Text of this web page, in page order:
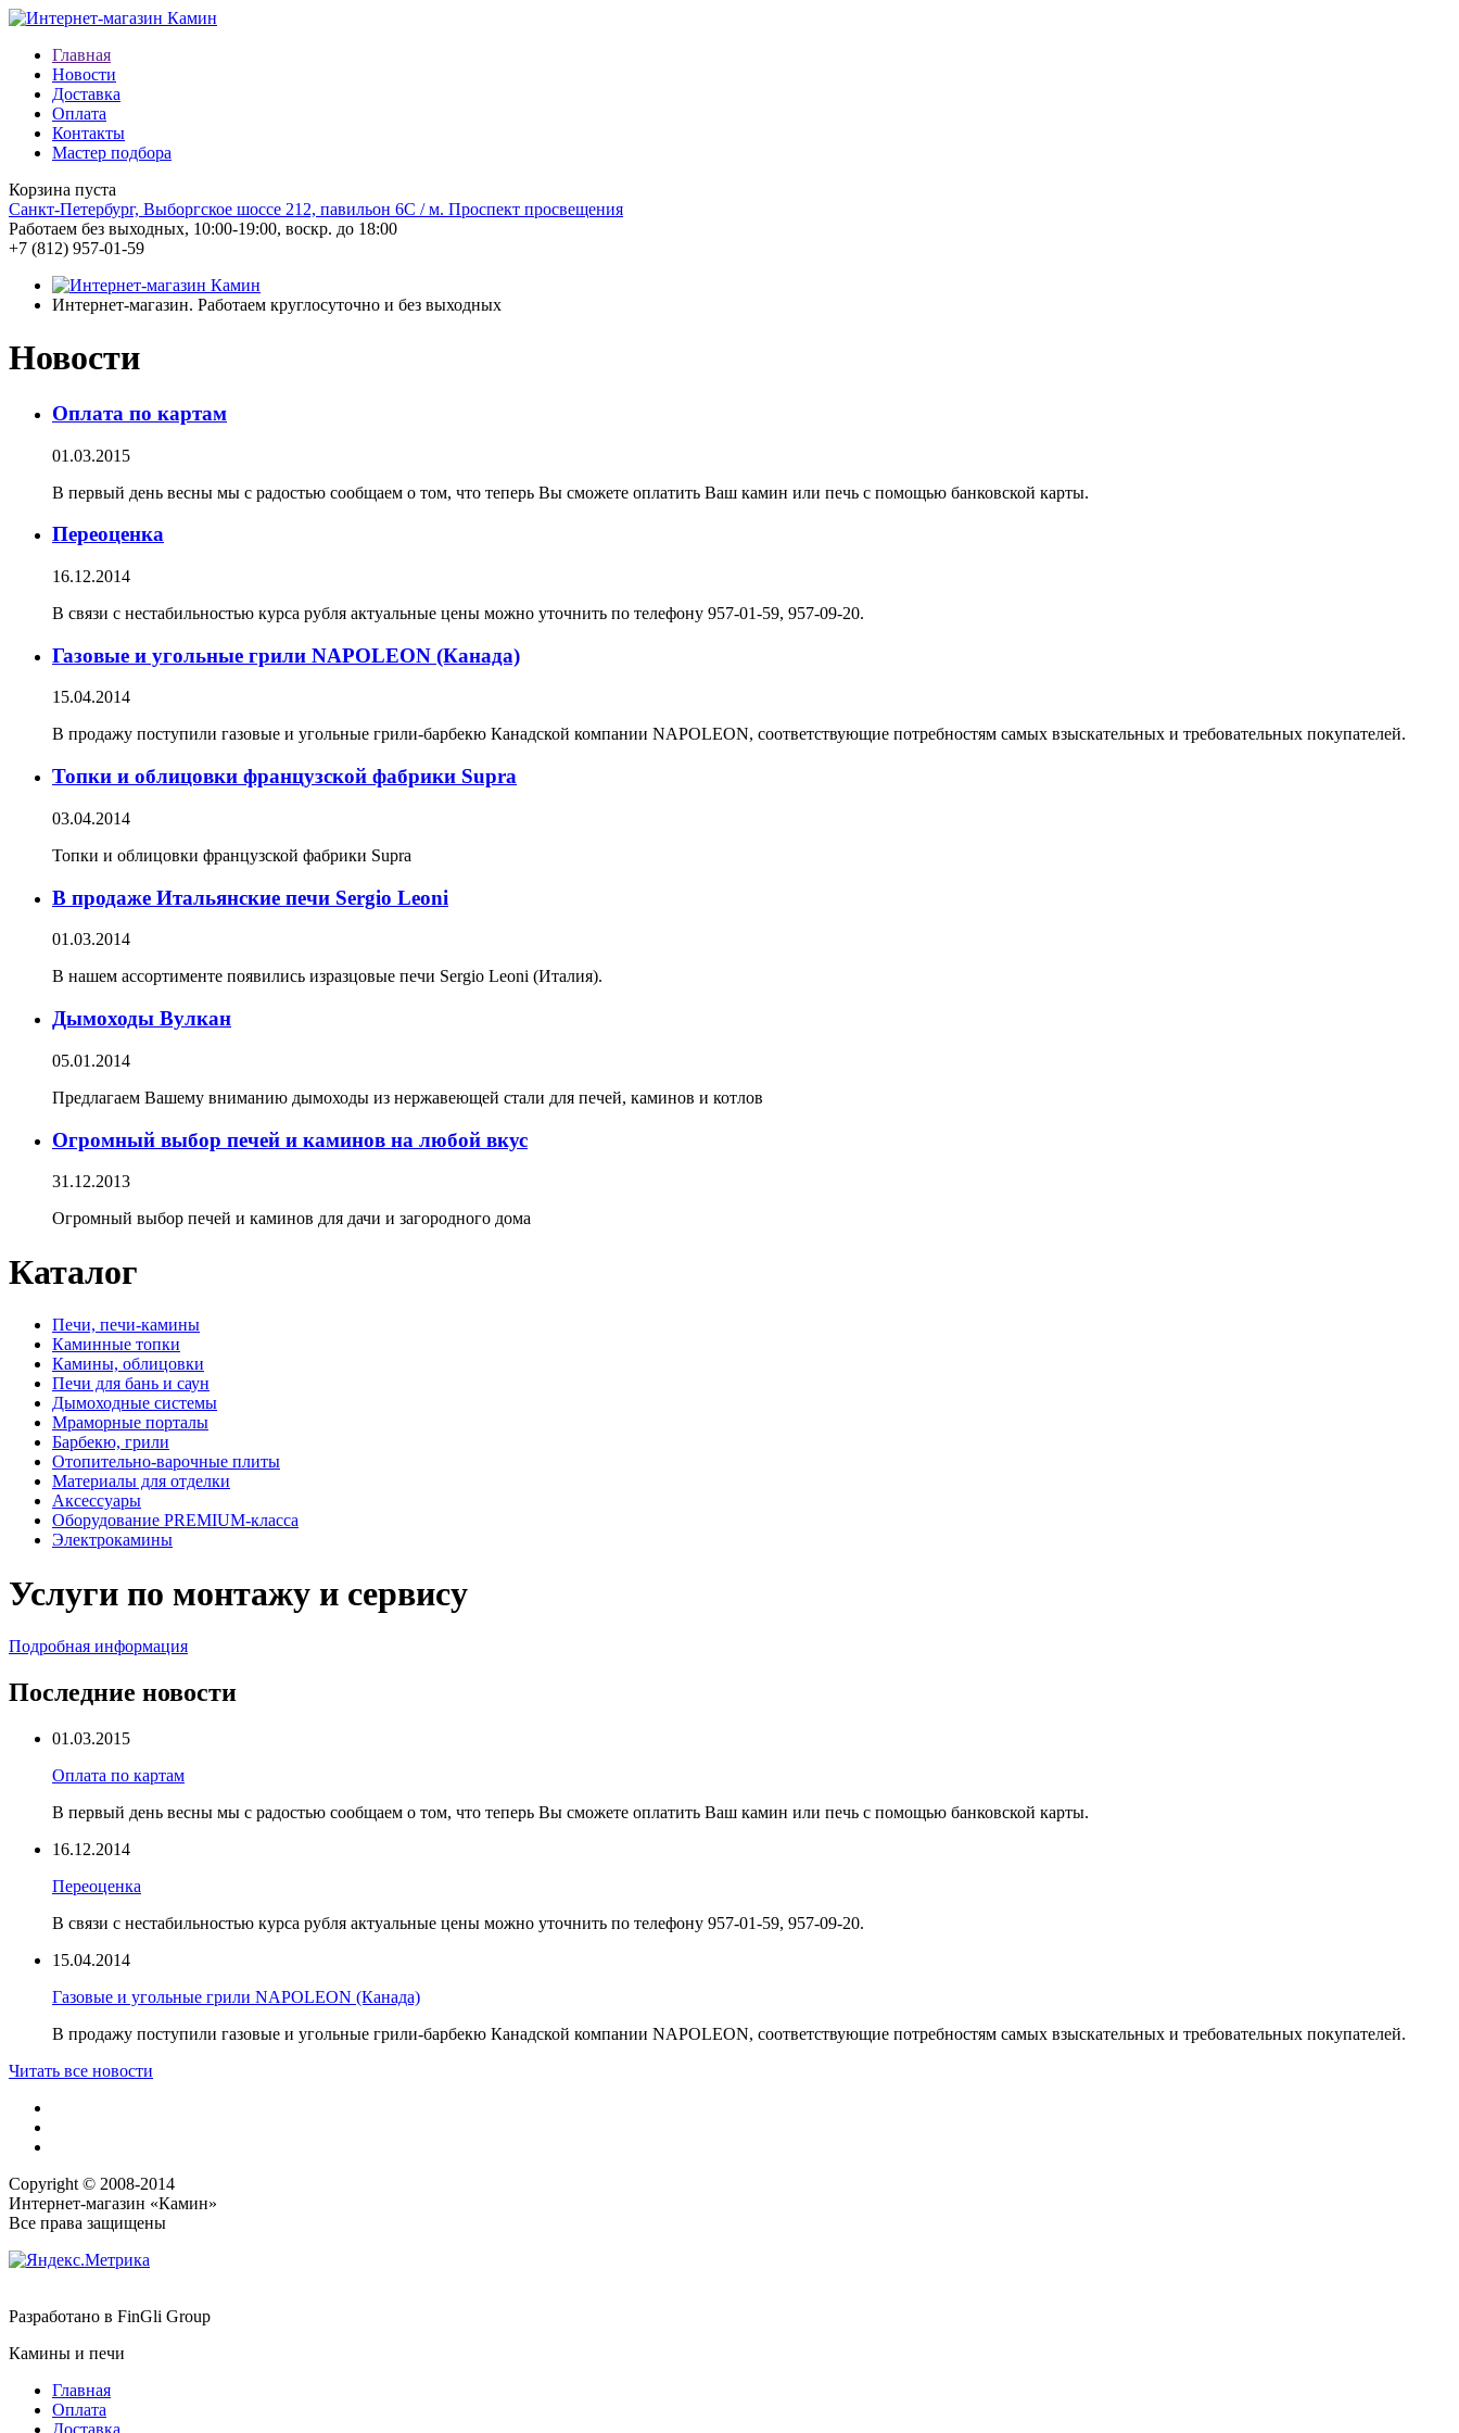
Главная
Новости
Доставка
Оплата
Контакты
Мастер подбора
Корзина пуста
Санкт-Петербург, Выборгское шоссе 212, павильон 6С / м. Проспект просвещения
Работаем без выходных, 10:00-19:00, воскр. до 18:00
+7 (812) 957-01-59
Интернет-магазин. Работаем круглосуточно и без выходных
Новости
Оплата по картам
01.03.2015
В первый день весны мы с радостью сообщаем о том, что теперь Вы сможете оплатить Ваш камин или печь с помощью банковской карты.
Переоценка
16.12.2014
В связи с нестабильностью курса рубля актуальные цены можно уточнить по телефону 957-01-59, 957-09-20.
Газовые и угольные грили NAPOLEON (Канада)
15.04.2014
В продажу поступили газовые и угольные грили-барбекю Канадской компании NAPOLEON, соответствующие потребностям самых взыскательных и требовательных покупателей.
Топки и облицовки французской фабрики Supra
03.04.2014
Топки и облицовки французской фабрики Supra
В продаже Итальянские печи Sergio Leoni
01.03.2014
В нашем ассортименте появились изразцовые печи Sergio Leoni (Италия).
Дымоходы Вулкан
05.01.2014
Предлагаем Вашему вниманию дымоходы из нержавеющей стали для печей, каминов и котлов
Огромный выбор печей и каминов на любой вкус
31.12.2013
Огромный выбор печей и каминов для дачи и загородного дома
Каталог
Печи, печи-камины
Каминные топки
Камины, облицовки
Печи для бань и саун
Дымоходные системы
Мраморные порталы
Барбекю, грили
Отопительно-варочные плиты
Материалы для отделки
Аксессуары
Оборудование PREMIUM-класса
Электрокамины
Услуги по монтажу и сервису
Подробная информация
Последние новости
01.03.2015
Оплата по картам
В первый день весны мы с радостью сообщаем о том, что теперь Вы сможете оплатить Ваш камин или печь с помощью банковской карты.
16.12.2014
Переоценка
В связи с нестабильностью курса рубля актуальные цены можно уточнить по телефону 957-01-59, 957-09-20.
15.04.2014
Газовые и угольные грили NAPOLEON (Канада)
В продажу поступили газовые и угольные грили-барбекю Канадской компании NAPOLEON, соответствующие потребностям самых взыскательных и требовательных покупателей.
Читать все новости
Copyright © 2008-2014
Интернет-магазин «Камин»
Все права защищены
Разработано в FinGli Group
Камины и печи
Главная
Оплата
Доставка